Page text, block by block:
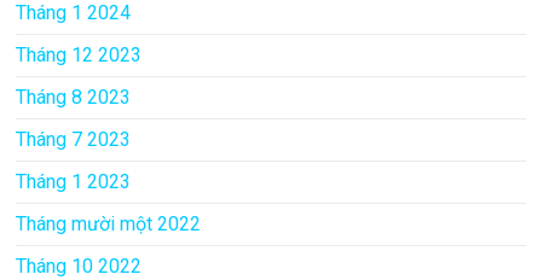
Tháng 1 2024
Tháng 12 2023
Tháng 8 2023
Tháng 7 2023
Tháng 1 2023
Tháng mười một 2022
Tháng 10 2022